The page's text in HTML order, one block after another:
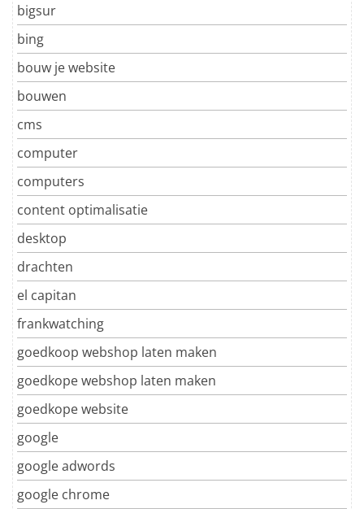
bigsur
bing
bouw je website
bouwen
cms
computer
computers
content optimalisatie
desktop
drachten
el capitan
frankwatching
goedkoop webshop laten maken
goedkope webshop laten maken
goedkope website
google
google adwords
google chrome